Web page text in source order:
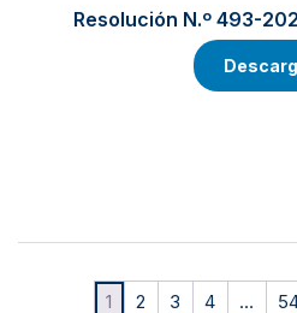
Resolución N.º 493-
1 2 3 4 …